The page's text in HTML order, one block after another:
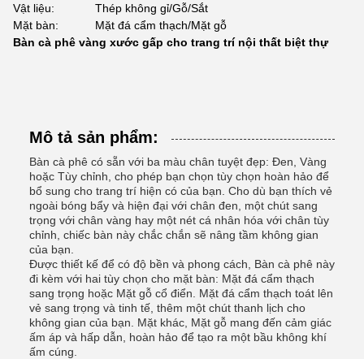
Vật liệu:
Thép không gỉ/Gỗ/Sắt
Mặt bàn:
Mặt đá cẩm thạch/Mặt gỗ
Bàn cà phê vàng xước gấp cho trang trí nội thất biệt thự
Mô tả sản phẩm:
Bàn cà phê có sẵn với ba màu chân tuyệt đẹp: Đen, Vàng
hoặc Tùy chỉnh, cho phép bạn chọn tùy chọn hoàn hảo để
bổ sung cho trang trí hiện có của bạn. Cho dù bạn thích vẻ
ngoài bóng bẩy và hiện đại với chân đen, một chút sang
trọng với chân vàng hay một nét cá nhân hóa với chân tùy
chỉnh, chiếc bàn này chắc chắn sẽ nâng tầm không gian
của bạn.
Được thiết kế để có độ bền và phong cách, Bàn cà phê này
đi kèm với hai tùy chọn cho mặt bàn: Mặt đá cẩm thạch
sang trọng hoặc Mặt gỗ cổ điển. Mặt đá cẩm thạch toát lên
vẻ sang trọng và tinh tế, thêm một chút thanh lịch cho
không gian của bạn. Mặt khác, Mặt gỗ mang đến cảm giác
ấm áp và hấp dẫn, hoàn hảo để tạo ra một bầu không khí
ấm cúng.